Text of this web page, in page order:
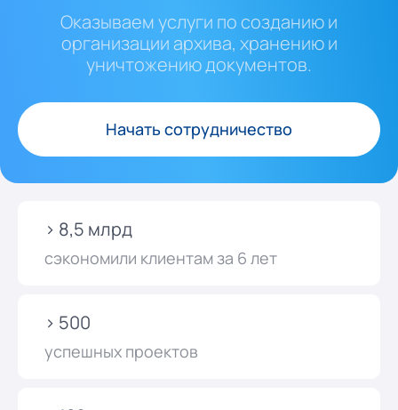
Оказываем услуги по созданию и
организации архива, хранению и
уничтожению документов.
Начать сотрудничество
> 8,5 млрд
сэкономили клиентам за 6 лет
> 500
успешных проектов